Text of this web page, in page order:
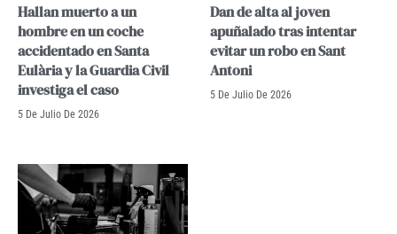
Hallan muerto a un
hombre en un coche
accidentado en Santa
Eulària y la Guardia Civil
investiga el caso
5 De Julio De 2026
Dan de alta al joven
apuñalado tras intentar
evitar un robo en Sant
Antoni
5 De Julio De 2026